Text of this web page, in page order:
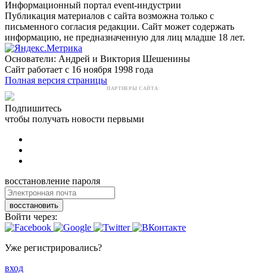
Информационный портал event-индустрии
Публикация материалов с сайта возможна только с
письменного согласия редакции. Сайт может содержать
информацию, не предназначенную для лиц младше 18 лет.
Основатели: Андрей и Виктория Шешенины
Сайт работает с 16 ноября 1998 года
Полная версия страницы
ПАРТНЕРЫ САЙТА:
Подпишитесь
чтобы получать новости первыми
восстановление пароля
восстановить
Войти через:
Уже регистрировались?
вход